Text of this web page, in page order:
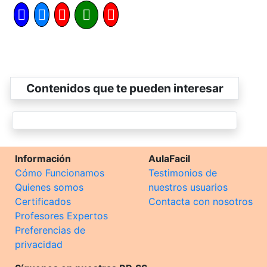
Contenidos que te pueden interesar
Información
Cómo Funcionamos
Quienes somos
Certificados
Profesores Expertos
Preferencias de
privacidad
AulaFacil
Testimonios de
nuestros usuarios
Contacta con nosotros